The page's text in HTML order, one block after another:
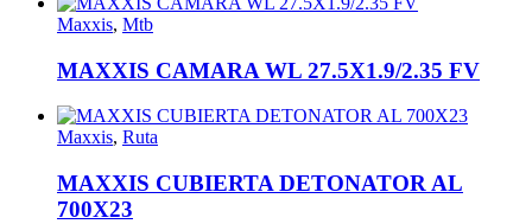
Maxxis, Mtb
MAXXIS CAMARA WL 27.5X1.9/2.35 FV
Maxxis, Ruta
MAXXIS CUBIERTA DETONATOR AL
700X23